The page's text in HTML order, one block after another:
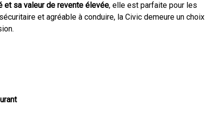
et sa valeur de revente élevée, elle est parfaite pour les
et agréable à conduire, la Civic demeure un choix